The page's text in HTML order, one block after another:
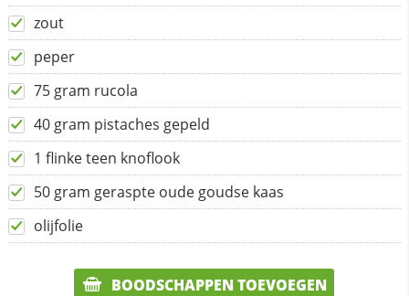
zout
peper
75 gram rucola
40 gram pistaches gepeld
1 flinke teen knoflook
50 gram geraspte oude goudse kaas
olijfolie
BOODSCHAPPEN TOEVOEGEN